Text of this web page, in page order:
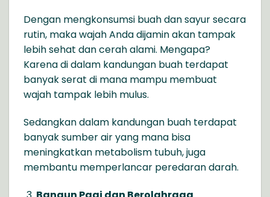
Dengan mengkonsumsi buah dan sayur secara
rutin, maka wajah Anda dijamin akan tampak
lebih sehat dan cerah alami. Mengapa?
Karena di dalam kandungan buah terdapat
banyak serat di mana mampu membuat
wajah tampak lebih mulus.
Sedangkan dalam kandungan buah terdapat
banyak sumber air yang mana bisa
meningkatkan metabolism tubuh, juga
membantu memperlancar peredaran darah.